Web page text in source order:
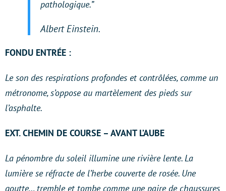
pathologique.”
Albert Einstein.
FONDU ENTRÉE :
Le son des respirations profondes et contrôlées, comme un
métronome, s’oppose au martèlement des pieds sur
l’asphalte.
EXT. CHEMIN DE COURSE – AVANT L’AUBE
La pénombre du soleil illumine une rivière lente. La
lumière se réfracte de l’herbe couverte de rosée. Une
goutte… tremble et tombe comme une paire de chaussures